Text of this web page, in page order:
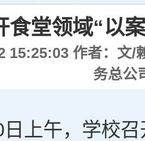
食堂领域“以
15:25:03 作者：文/
务总公
日上午，学校